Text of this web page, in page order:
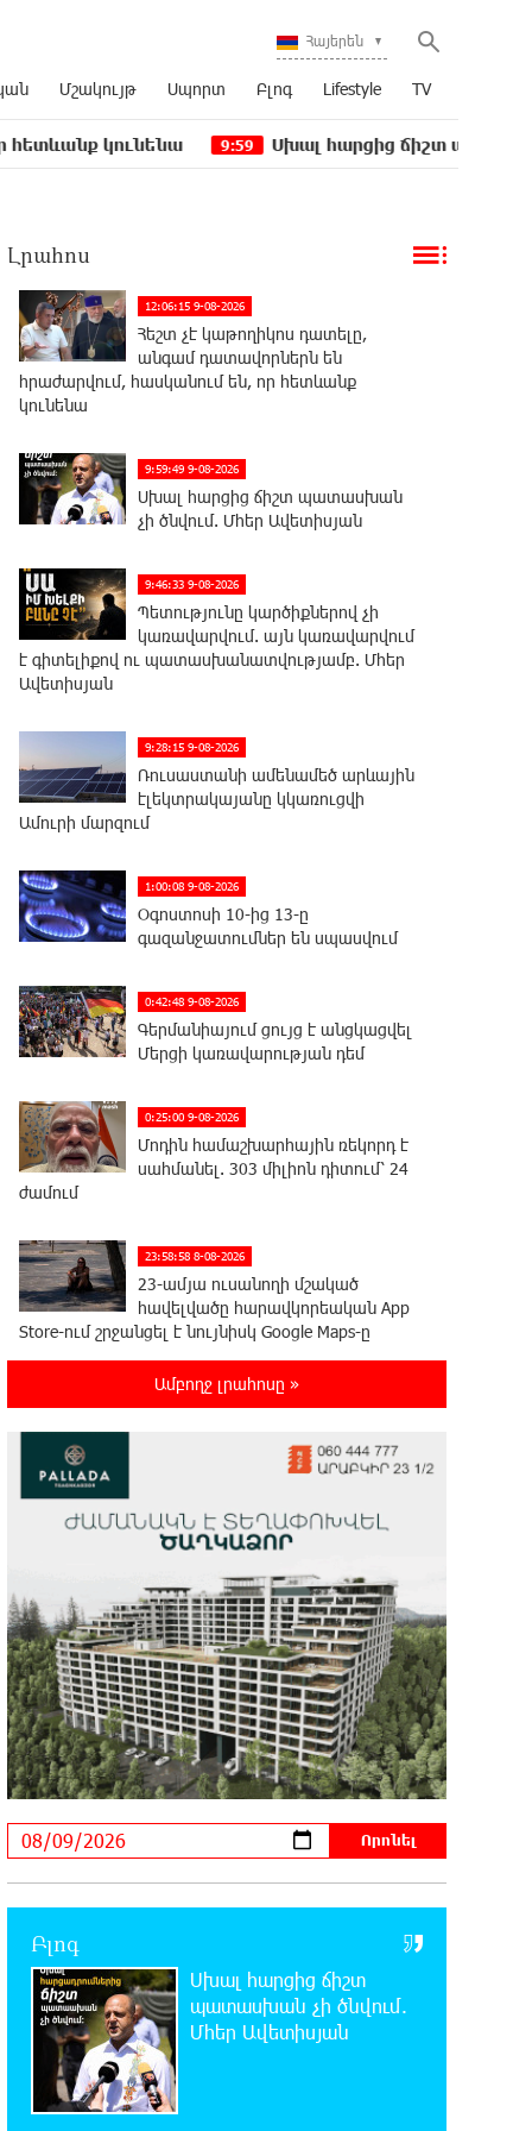
Հայերեն
Մշակույթ Սպորտ Բլոգ Lifestyle TV
կունենա 9:59 Սխալ հարցից ճիշտ պատասխան չի
Լրահոս
12:06:15 9-08-2026
Հեշտ չէ կաթողիկոս դատելը,
անգամ դատավորներն են
հրաժարվում, հասկանում են, որ հետևանք
կունենա
9:59:49 9-08-2026
Սխալ հարցից ճիշտ պատասխան
չի ծնվում. Մհեր Ավետիսյան
9:46:33 9-08-2026
Պետությունը կարծիքներով չի
կառավարվում. այն կառավարվում
է գիտելիքով ու պատասխանատվությամբ. Մհեր
Ավետիսյան
9:28:15 9-08-2026
Ռուսաստանի ամենամեծ արևային
էլեկտրակայանը կկառուցվի
Ամուրի մարզում
1:00:08 9-08-2026
Օգոստոսի 10-ից 13-ը
գազանջատումներ են սպասվում
0:42:48 9-08-2026
Գերմանիայում ցույց է անցկացվել
Մերցի կառավարության դեմ
0:25:00 9-08-2026
Մոդին համաշխարհային ռեկորդ է
սահմանել. 303 միլիոն դիտում՝ 24
ժամում
23:58:58 8-08-2026
23-ամյա ուսանողի մշակած
հավելվածը հարավկորեական App
Store-ում շրջանցել է նույնիսկ Google Maps-ը
23:39:22 8-08-2026
ոչնչացվել է ուկրաինական 360
անօդաչու թռչող սարք
23:20:45 8-08-2026
ին, 14-ին, 17-ին, 18-ին և 20-ին
հարյուրավոր հասցեներում լույս չի լինելու
23:01:57 8-08-2026
Ողբերգական դեպք՝ Երևանում․
Կիևյան կամրջի տակ
հայտնաբերվել է տղամարդու մարմին
Ադրբեջանի Սարով գյուղում տանը
18-ամյա աղջկա դի է
հայտնաբերվել
Հայհիդրոմետի տնօրենը գրել է
22:07:09 8-08-2026
Արտակարգ դեպք՝ Երևանում․
կոտրել են «Հույս բոլոր մարդկանց»
Ամբողջ լրահոսը »
Բլոգ
Սխալ հարցից ճիշտ
պատասխան չի ծնվում.
Մհեր Ավետիսյան